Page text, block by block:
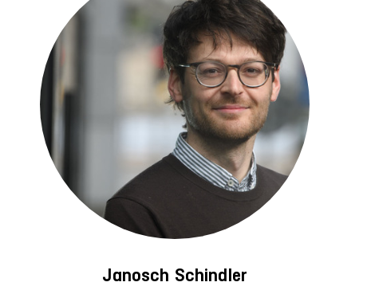
Janosch Schindler